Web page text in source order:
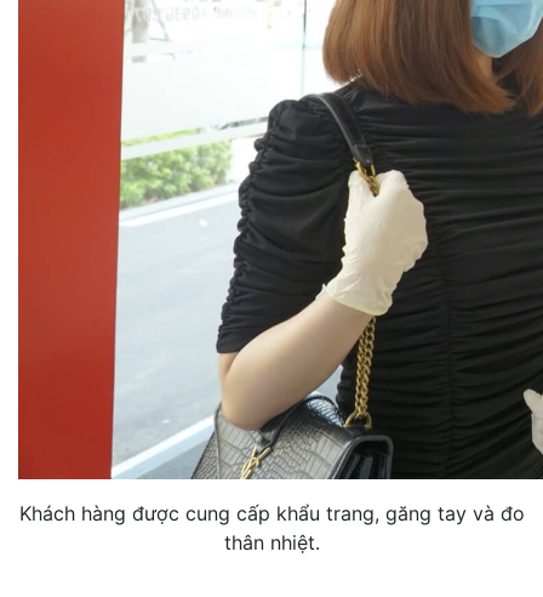
Khách hàng được cung cấp khẩu trang, găng tay và đo
thân nhiệt.